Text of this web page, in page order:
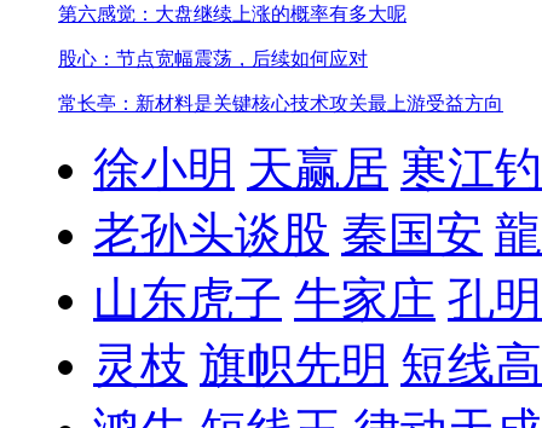
第六感觉：大盘继续上涨的概率有多大呢
股心：节点宽幅震荡，后续如何应对
常长亭：新材料是关键核心技术攻关最上游受益方向
徐小明 天赢居 寒江
老孙头谈股 秦国安
山东虎子 牛家庄 孔
灵枝 旗帜先明 短线